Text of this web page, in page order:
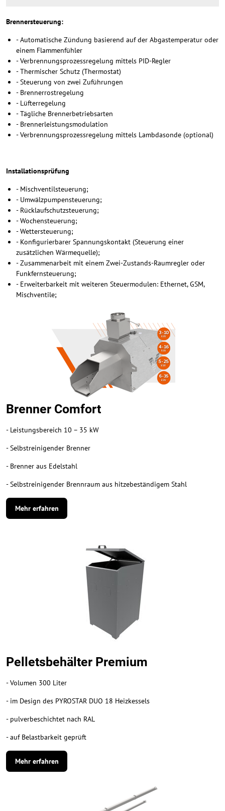
Brennersteuerung:
- Automatische Zündung basierend auf der Abgastemperatur oder
einem Flammenfühler
- Verbrennungsprozessregelung mittels PID-Regler
- Thermischer Schutz (Thermostat)
- Steuerung von zwei Zuführungen
- Brennerrostregelung
- Lüfterregelung
- Tägliche Brennerbetriebsarten
- Brennerleistungsmodulation
- Verbrennungsprozessregelung mittels Lambdasonde (optional)
Installationsprüfung
- Mischventilsteuerung;
- Umwälzpumpensteuerung;
- Rücklaufschutzsteuerung;
- Wochensteuerung;
- Wettersteuerung;
- Konfigurierbarer Spannungskontakt (Steuerung einer
zusätzlichen Wärmequelle);
- Zusammenarbeit mit einem Zwei-Zustands-Raumregler oder
Funkfernsteuerung;
- Erweiterbarkeit mit weiteren Steuermodulen: Ethernet, GSM,
Mischventile;
Brenner Comfort
- Leistungsbereich 10 – 35 kW
- Selbstreinigender Brenner
- Brenner aus Edelstahl
- Selbstreinigender Brennraum aus hitzebeständigem Stahl
Mehr erfahren
Pelletsbehälter Premium
- Volumen 300 Liter
- im Design des PYROSTAR DUO 18 Heizkessels
- pulverbeschichtet nach RAL
- auf Belastbarkeit geprüft
Mehr erfahren